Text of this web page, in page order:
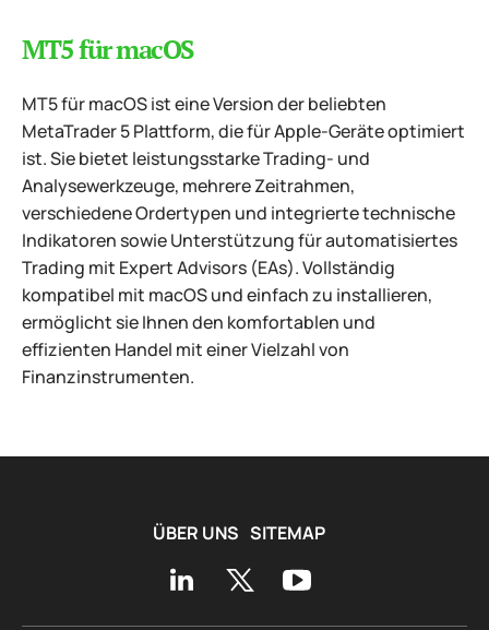
MT5 für macOS
MT5 für macOS ist eine Version der beliebten
MetaTrader 5 Plattform, die für Apple-Geräte optimiert
ist. Sie bietet leistungsstarke Trading- und
Analysewerkzeuge, mehrere Zeitrahmen,
verschiedene Ordertypen und integrierte technische
Indikatoren sowie Unterstützung für automatisiertes
Trading mit Expert Advisors (EAs). Vollständig
kompatibel mit macOS und einfach zu installieren,
ermöglicht sie Ihnen den komfortablen und
effizienten Handel mit einer Vielzahl von
Finanzinstrumenten.
ÜBER UNS SITEMAP